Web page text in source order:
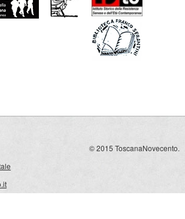
© 2015 ToscanaNovecento.